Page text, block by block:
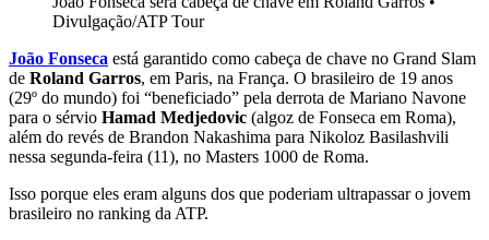
Divulgação/ATP Tour
João Fonseca está garantido como cabeça de chave no Grand Slam
de Roland Garros, em Paris, na França. O brasileiro de 19 anos
(29º do mundo) foi “beneficiado” pela derrota de Mariano Navone
para o sérvio Hamad Medjedovic (algoz de Fonseca em Roma),
além do revés de Brandon Nakashima para Nikoloz Basilashvili
nessa segunda-feira (11), no Masters 1000 de Roma.
Isso porque eles eram alguns dos que poderiam ultrapassar o jovem
brasileiro no ranking da ATP.